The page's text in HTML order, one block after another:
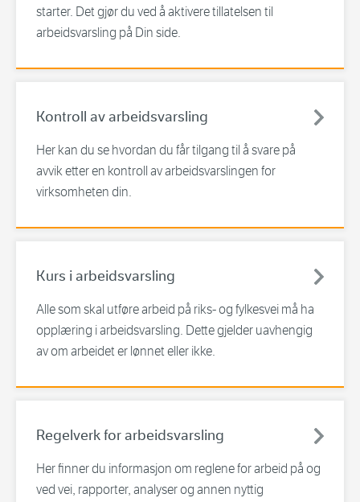
starter. Det gjør du ved å aktivere tillatelsen til
arbeidsvarsling på Din side.
Kontroll av arbeidsvarsling
Her kan du se hvordan du får tilgang til å svare på
avvik etter en kontroll av arbeidsvarslingen for
virksomheten din.
Kurs i arbeidsvarsling
Alle som skal utføre arbeid på riks- og fylkesvei må ha
opplæring i arbeidsvarsling. Dette gjelder uavhengig
av om arbeidet er lønnet eller ikke.
Regelverk for arbeidsvarsling
Her finner du informasjon om reglene for arbeid på og
ved vei, rapporter, analyser og annen nyttig